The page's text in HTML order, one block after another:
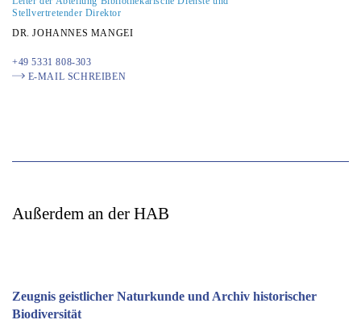
Stellvertretender Direktor
DR. JOHANNES MANGEI
+49 5331 808-303
E-MAIL SCHREIBEN
Außerdem an der HAB
Zeugnis geistlicher Naturkunde und Archiv historischer
Biodiversität